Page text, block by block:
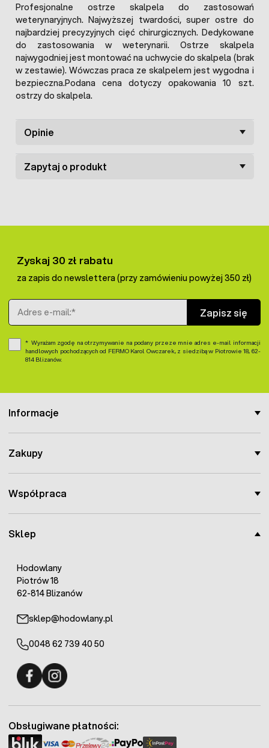
Profesjonalne ostrze skalpela do zastosowań
weterynaryjnych. Najwyższej twardości, super ostre do
najbardziej precyzyjnych cięć chirurgicznych. Dedykowane
do zastosowania w weterynarii. Ostrze skalpela
najwygodniej jest montować na uchwycie do skalpela (brak
w zestawie). Wówczas praca ze skalpelem jest wygodna i
bezpieczna.Podana cena dotyczy opakowania 10 szt.
ostrzy do skalpela.
Opinie
Zapytaj o produkt
Sklep
Hodowlany
Piotrów 18
62-814 Blizanów
sklep@hodowlany.pl
0048 62 739 40 50
Informacje
Zakupy
Współpraca
Zyskaj 30 zł rabatu
za zapis do newslettera (przy zamówieniu powyżej 350 zł)
Adres e-mail
Zapisz się
Wyrażam zgodę na otrzymywanie na podany przeze mnie adres e-mail informacji
handlowych pochodzących od FERMO Karol Owczarek, z siedzibą w Piotrowie 18, 62-
814 Blizanów.
Obsługiwane płatności: